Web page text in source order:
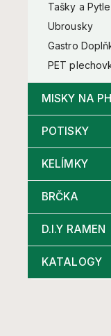
Tašky a Pytle
Ubrousky
Gastro
PET
MISKY NA
POTISKY
KELÍMKY
BRČKA
D.I.Y RAMEN
KATALOGY